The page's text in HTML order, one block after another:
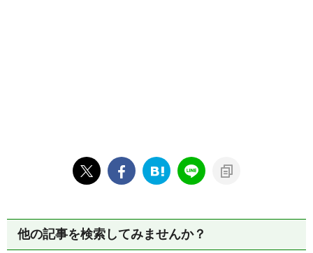
他の記事を検索してみませんか？